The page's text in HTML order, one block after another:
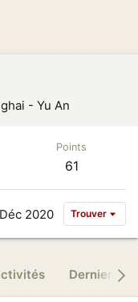
- Yu An
Points
61
2020 Trouver
Derniers